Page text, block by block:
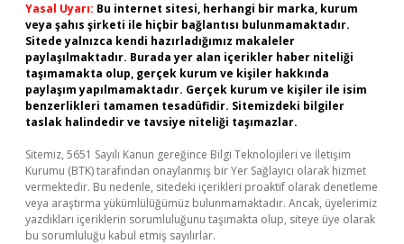
Yasal Uyarı: Bu internet sitesi, herhangi bir marka, kurum
veya şahıs şirketi ile hiçbir bağlantısı bulunmamaktadır.
Sitede yalnızca kendi hazırladığımız makaleler
paylaşılmaktadır. Burada yer alan içerikler haber niteliği
taşımamakta olup, gerçek kurum ve kişiler hakkında
paylaşım yapılmamaktadır. Gerçek kurum ve kişiler ile isim
benzerlikleri tamamen tesadüfidir. Sitemizdeki bilgiler
taslak halindedir ve tavsiye niteliği taşımazlar.
Sitemiz, 5651 Sayılı Kanun gereğince Bilgi Teknolojileri ve İletişim
Kurumu (BTK) tarafından onaylanmış bir Yer Sağlayıcı olarak hizmet
vermektedir. Bu nedenle, sitedeki içerikleri proaktif olarak denetleme
veya araştırma yükümlülüğümüz bulunmamaktadır. Ancak, üyelerimiz
yazdıkları içeriklerin sorumluluğunu taşımakta olup, siteye üye olarak
bu sorumluluğu kabul etmiş sayılırlar.